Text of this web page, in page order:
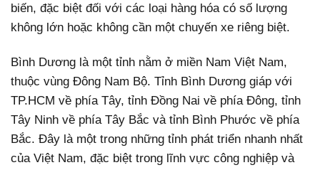
biến, đặc biệt đối với các loại hàng hóa có số lượng
không lớn hoặc không cần một chuyến xe riêng biệt.
Bình Dương là một tỉnh nằm ở miền Nam Việt Nam,
thuộc vùng Đông Nam Bộ. Tỉnh Bình Dương giáp với
TP.HCM về phía Tây, tỉnh Đồng Nai về phía Đông, tỉnh
Tây Ninh về phía Tây Bắc và tỉnh Bình Phước về phía
Bắc. Đây là một trong những tỉnh phát triển nhanh nhất
của Việt Nam, đặc biệt trong lĩnh vực công nghiệp và